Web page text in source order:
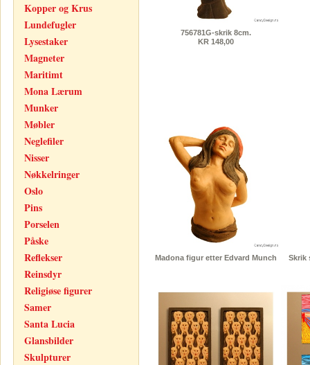
Kopper og Krus
Lundefugler
Lysestaker
Magneter
Maritimt
Mona Lærum
Munker
Møbler
Neglefiler
Nisser
Nøkkelringer
Oslo
Pins
Porselen
Påske
Reflekser
Reinsdyr
Religiøse figurer
Samer
Santa Lucia
Glansbilder
Skulpturer
756781G-skrik 8cm.
KR 148,00
Madona figur etter Edvard Munch Skrik